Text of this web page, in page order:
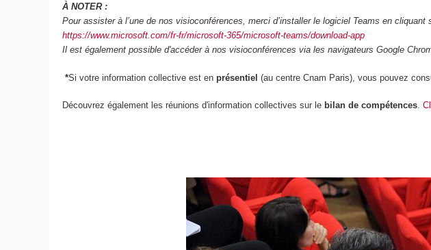
À NOTER :
Pour assister à l’une de nos visioconférences, merci d’installer le logiciel Teams en cliquant
https://www.microsoft.com/fr-fr/microsoft-365/microsoft-teams/download-app
Il est également possible d'accéder à nos visioconférences via les navigateurs Google
*Si votre information collective est enprésentiel (au centre Cnam Paris), vous pouvez
Découvrez également les réunions d'information collectives sur le bilan de compétences.